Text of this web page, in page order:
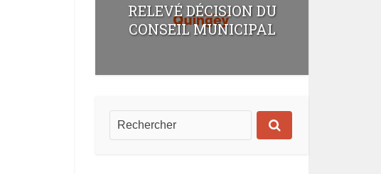
RELEVÉ DÉCISION DU
CONSEIL MUNICIPAL